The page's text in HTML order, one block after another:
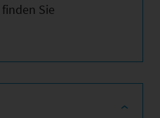
Sie